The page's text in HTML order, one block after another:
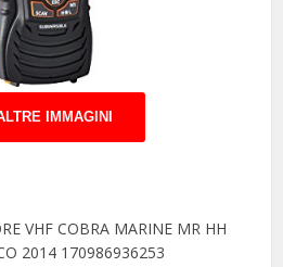
IMMAGINI
VHF COBRA MARINE MR HH
2014 170986936253